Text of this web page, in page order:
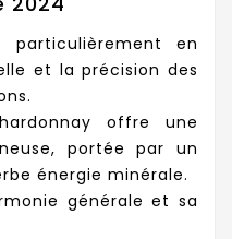
en
et la précision des
offre une
portée par un
énergie minérale.
générale et sa